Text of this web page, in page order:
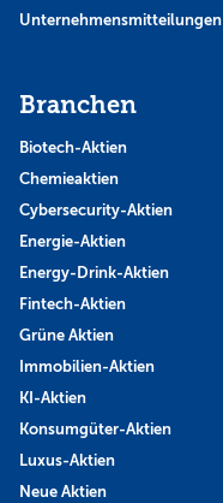
Unternehmensmitteilungen
Branchen
Biotech-Aktien
Chemieaktien
Cybersecurity-Aktien
Energie-Aktien
Energy-Drink-Aktien
Fintech-Aktien
Grüne Aktien
Immobilien-Aktien
KI-Aktien
Konsumgüter-Aktien
Luxus-Aktien
Neue Aktien